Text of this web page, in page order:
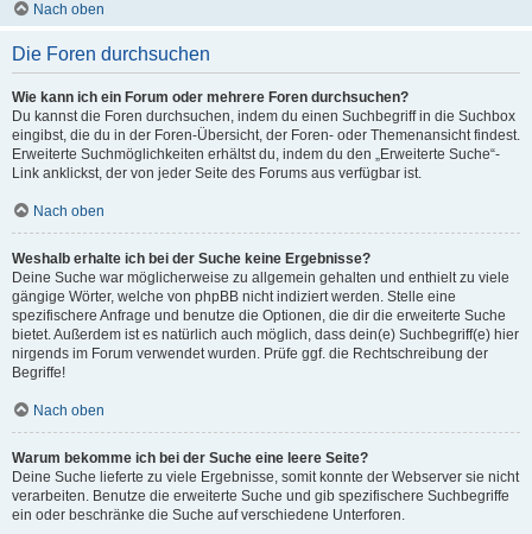
Nach oben
Die Foren durchsuchen
Wie kann ich ein Forum oder mehrere Foren durchsuchen?
Du kannst die Foren durchsuchen, indem du einen Suchbegriff in die Suchbox
eingibst, die du in der Foren-Übersicht, der Foren- oder Themenansicht findest.
Erweiterte Suchmöglichkeiten erhältst du, indem du den „Erweiterte Suche“-
Link anklickst, der von jeder Seite des Forums aus verfügbar ist.
Nach oben
Weshalb erhalte ich bei der Suche keine Ergebnisse?
Deine Suche war möglicherweise zu allgemein gehalten und enthielt zu viele
gängige Wörter, welche von phpBB nicht indiziert werden. Stelle eine
spezifischere Anfrage und benutze die Optionen, die dir die erweiterte Suche
bietet. Außerdem ist es natürlich auch möglich, dass dein(e) Suchbegriff(e) hier
nirgends im Forum verwendet wurden. Prüfe ggf. die Rechtschreibung der
Begriffe!
Nach oben
Warum bekomme ich bei der Suche eine leere Seite?
Deine Suche lieferte zu viele Ergebnisse, somit konnte der Webserver sie nicht
verarbeiten. Benutze die erweiterte Suche und gib spezifischere Suchbegriffe
ein oder beschränke die Suche auf verschiedene Unterforen.